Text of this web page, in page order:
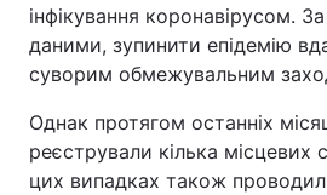
інфікування коронавірусом.
даними, зупинити епідемію
суворим обмежувальним
Однак протягом останніх
реєстрували кілька місцевих
цих випадках також